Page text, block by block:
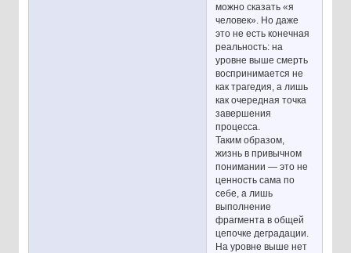
можно сказать «я
человек». Но даже
это не есть конечная
реальность: на
уровне выше смерть
воспринимается не
как трагедия, а лишь
как очередная точка
завершения
процесса.
Таким образом,
жизнь в привычном
понимании — это не
ценность сама по
себе, а лишь
выполнение
фрагмента в общей
цепочке деградации.
На уровне выше нет